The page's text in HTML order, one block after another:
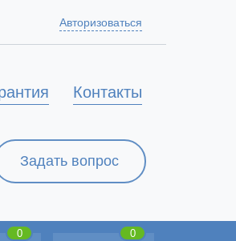
Авторизоваться
Контакты
Задать вопрос
0
0